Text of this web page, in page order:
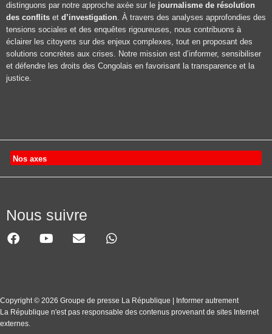
distinguons par notre approche axée sur le journalisme de résolution
des conflits et d’investigation. À travers des analyses approfondies des
tensions sociales et des enquêtes rigoureuses, nous contribuons à
éclairer les citoyens sur des enjeux complexes, tout en proposant des
solutions concrètes aux crises. Notre mission est d’informer, sensibiliser
et défendre les droits des Congolais en favorisant la transparence et la
justice.
Nos axes
Nous suivre
Copyright © 2026 Groupe de presse La République | Informer autrement
La République n'est pas responsable des contenus provenant de sites Internet
externes.